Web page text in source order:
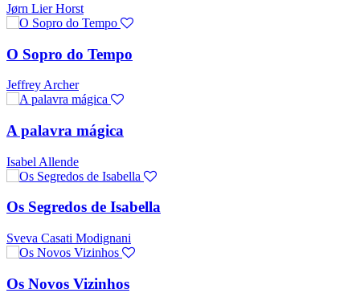
Jørn Lier Horst
O Sopro do Tempo
Jeffrey Archer
A palavra mágica
Isabel Allende
Os Segredos de Isabella
Sveva Casati Modignani
Os Novos Vizinhos